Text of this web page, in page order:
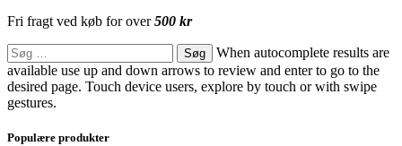
Fri fragt ved køb for over500 kr
Søg
efter:
When autocomplete results are
available use up and down arrows to review and enter to go to the
desired page. Touch device users, explore by touch or with swipe
gestures.
Populære produkter